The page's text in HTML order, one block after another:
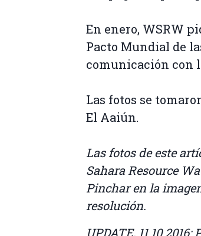
En enero, WSRW
Pacto Mundial de
comunicación con
Las fotos se
El Aaiún.
Las fotos de este
Sahara Resource
Pinchar en la
resolución.
UPDATE,